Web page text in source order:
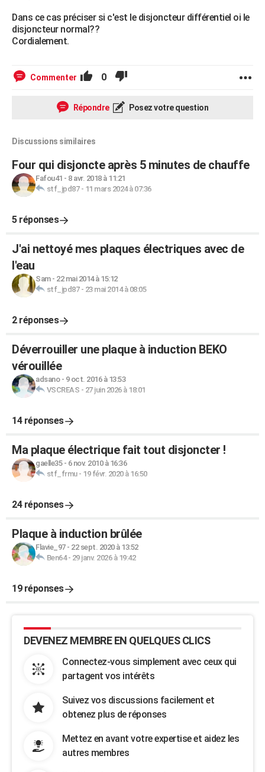
Dans ce cas préciser si c'est le disjoncteur différentiel oi le
disjoncteur normal??
Cordialement.
Commenter 0
Répondre Posez votre question
Discussions similaires
Four qui disjoncte après 5 minutes de chauffe
Fafou41 - 8 avr. 2018 à 11:21
stf_jpd87- 11 mars 2024 à 07:36
5 réponses
J'ai nettoyé mes plaques électriques avec de
l'eau
Sam- 22 mai 2014 à 15:12
stf_jpd87- 23 mai 2014 à 08:05
2 réponses
Déverrouiller une plaque à induction BEKO
vérouillée
adsano- 9 oct. 2016 à 13:53
VSCREAS - 27 juin 2026 à 18:01
14 réponses
Ma plaque électrique fait tout disjoncter !
gaelle35- 6 nov. 2010 à 16:36
stf_frmu- 19 févr. 2020 à 16:50
24 réponses
Plaque à induction brûlée
Flavie_97- 22 sept. 2020 à 13:52
Ben64- 29 janv. 2026 à 19:42
19 réponses
DEVENEZ MEMBRE EN QUELQUES CLICS
Connectez-vous simplement avec ceux qui
partagent vos intérêts
Suivez vos discussions facilement et
obtenez plus de réponses
Mettez en avant votre expertise et aidez les
autres membres